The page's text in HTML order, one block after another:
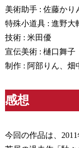
美術助手 : 佐藤かり
特殊小道具 : 進野大
技術 : 米田優
宣伝美術 : 樋口舞子
制作 : 阿部りん、畑
感想
今回の作品は、